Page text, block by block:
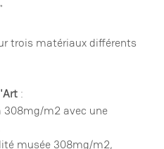
trois matériaux différents
:
308mg/m2 avec une
musée 308mg/m2,